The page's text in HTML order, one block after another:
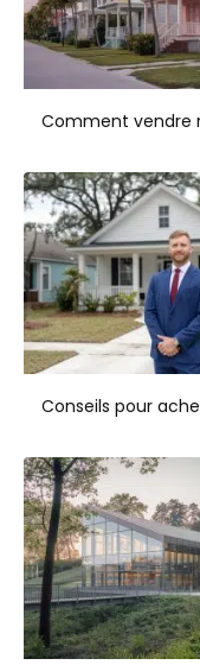
Comment vendre
Conseils pour